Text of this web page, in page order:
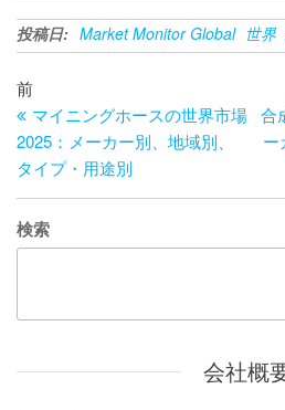
投稿日: Market Monitor Global 世界
投
稿
ナ
ビ
ゲ
シ
ン
過
去
の
投
稿
前
マイニングホースの世界市場
2025：メーカー別、地域別、
タイプ・用途別
合
ー
検索
会社概